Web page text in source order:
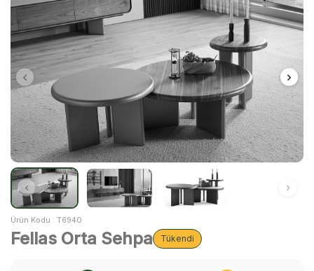
Ürün Kodu : T6940
Fellas Orta Sehpa Tükendi